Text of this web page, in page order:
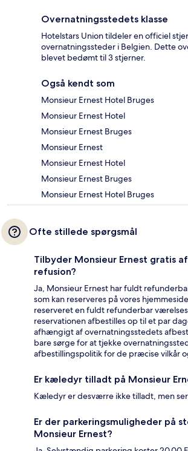
Overnatningsstedets klasse
Hotelstars Union tildeler en officiel
overnatningssteder i Belgien. Dette
blevet bedømt til 3 stjerner.
Også kendt som
Monsieur Ernest Hotel Bruges
Monsieur Ernest Hotel
Monsieur Ernest Bruges
Monsieur Ernest
Monsieur Ernest Hotel
Monsieur Ernest Bruges
Monsieur Ernest Hotel Bruges
Ofte stillede spørgsmål
Tilbyder Monsieur Ernest gratis
refusion?
Ja, Monsieur Ernest har fuldt
som kan reserveres på vores
reserveret en fuldt refunderbar
reservationen afbestilles op til et par
afhængigt af overnatningsstedets
bare sørge for at tjekke
afbestillingspolitik for de præcise vilkår
Er kæledyr tilladt på Monsieur
Kæledyr er desværre ikke tilladt, men
Er der parkeringsmuligheder på
Monsieur Ernest?